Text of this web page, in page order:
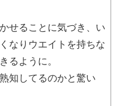
せることに気づき、い
なりウエイトを持ちな
るように。
知してるのかと驚い